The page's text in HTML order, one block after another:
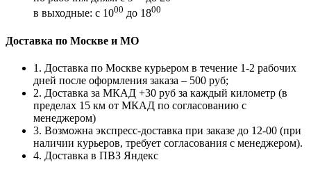
в выходные: с 1000 до 1800
Доставка по Москве и МО
1. Доставка по Москве курьером в течение 1-2 рабочих
дней после оформления заказа – 500 руб;
2. Доставка за МКАД +30 руб за каждый километр (в
пределах 15 км от МКАД по согласованию с
менеджером)
3. Возможна экспресс-доставка при заказе до 12-00 (при
наличии курьеров, требует согласования с менеджером).
4. Доставка в ПВЗ Яндекс